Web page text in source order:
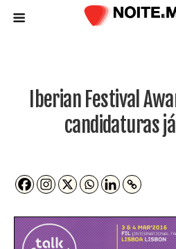
Iberian Festival
candidaturas